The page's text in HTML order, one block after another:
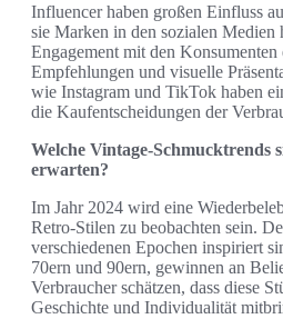
Influencer haben großen Einfluss
sie Marken in den sozialen Medien
Engagement mit den Konsumenten
Empfehlungen und visuelle
wie Instagram und TikTok haben
die Kaufentscheidungen der
Welche Vintage-Schmucktrends
erwarten?
Im Jahr 2024 wird eine
Retro-Stilen zu beobachten sein.
verschiedenen Epochen inspiriert
70ern und 90ern, gewinnen an
Verbraucher schätzen, dass diese
Geschichte und Individualität